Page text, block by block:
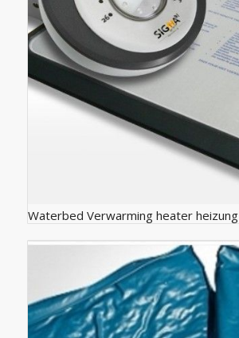
Waterbed Verwarming heater heizung